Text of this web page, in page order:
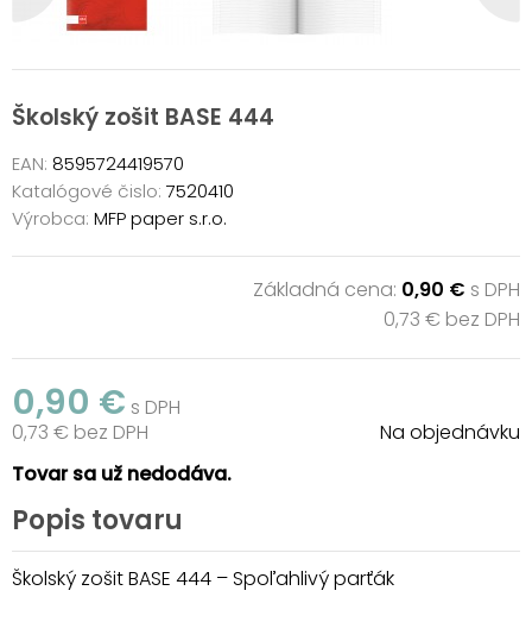
Školský zošit BASE 444
EAN: 8595724419570
Katalógové čislo: 7520410
Výrobca: MFP paper s.r.o.
Základná cena: 0,90 € s DPH
0,73 € bez DPH
0,90 € s DPH
0,73 € bez DPH
Na objednávku
Tovar sa už nedodáva.
Popis tovaru
Školský zošit BASE 444 – Spoľahlivý parťák